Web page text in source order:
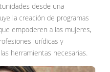
desde una
la creación de programas
empoderen a las mujeres,
jurídicas y
herramientas necesarias.